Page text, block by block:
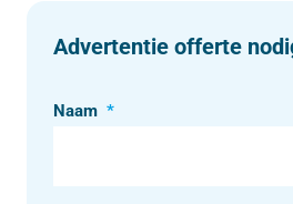
Advertentie offerte
Naam *